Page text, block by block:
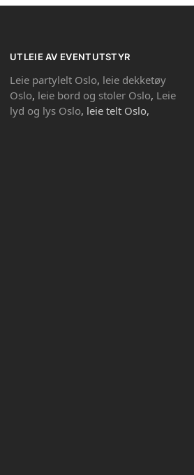
UTLEIE AV EVENTUTSTYR
Leie partylelt Oslo, leie dekketøy
Oslo, leie bord og stoler Oslo, Leie
lyd og lys Oslo, leie telt Oslo,